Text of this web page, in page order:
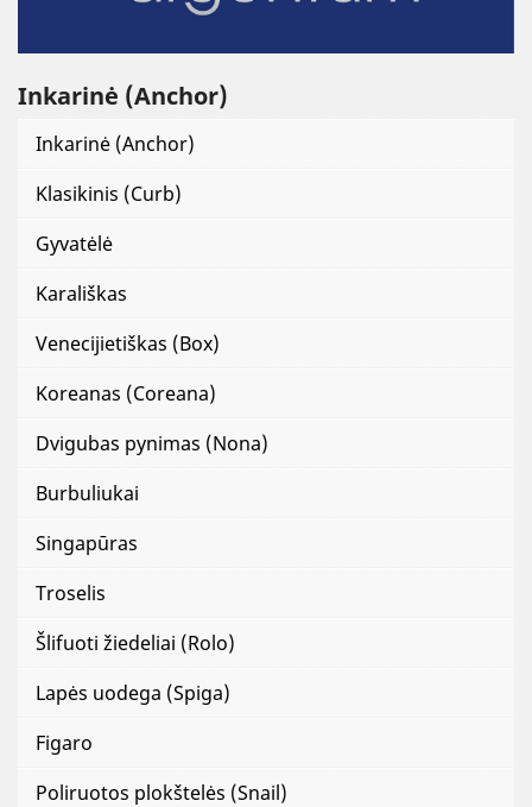
Inkarinė (Anchor)
Inkarinė (Anchor)
Klasikinis (Curb)
Gyvatėlė
Karališkas
Venecijietiškas (Box)
Koreanas (Coreana)
Dvigubas pynimas (Nona)
Burbuliukai
Singapūras
Troselis
Šlifuoti žiedeliai (Rolo)
Lapės uodega (Spiga)
Figaro
Poliruotos plokštelės (Snail)